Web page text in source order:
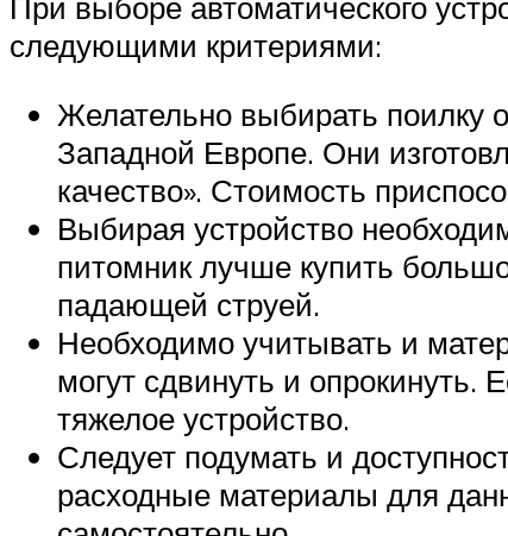
следующими критериями:
Желательно выбирать поилку
Западной Европе. Они
качество». Стоимость
Выбирая устройство
питомник лучше купить
падающей струей.
Необходимо учитывать и
могут сдвинуть и
тяжелое устройство.
Следует подумать и
расходные материалы для